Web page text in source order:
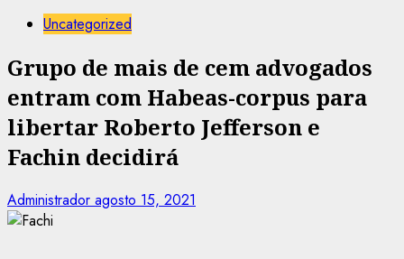
Uncategorized
Grupo de mais de cem advogados
entram com Habeas-corpus para
libertar Roberto Jefferson e
Fachin decidirá
Administrador agosto 15, 2021